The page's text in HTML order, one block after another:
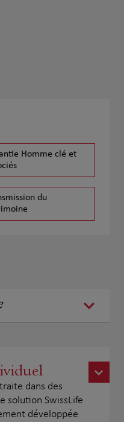
Homme clé et
du
dans des
solution SwissLife
développée